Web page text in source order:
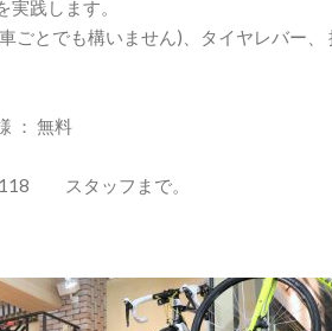
践します。
とでも構いません)、タイヤレバー、
： 無料
スタッフまで。